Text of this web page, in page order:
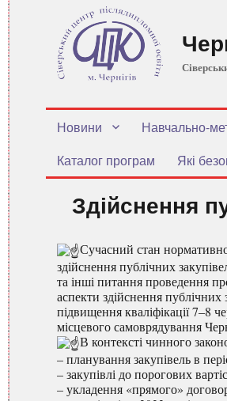
Новини Навчально-
Каталог програм
Які
Здійснення
Сучасний стан
здійснення публічних
та інші питання проведення
аспекти здійснення
підвищення кваліфікації 7–8
місцевого самоврядування
В контексті чинного
– планування закупівель в
– закупівлі до порогових
– укладення «прямого»